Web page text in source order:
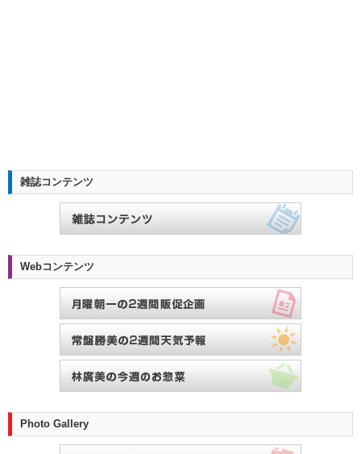
雑誌コンテンツ
Webコンテンツ
Photo Gallery